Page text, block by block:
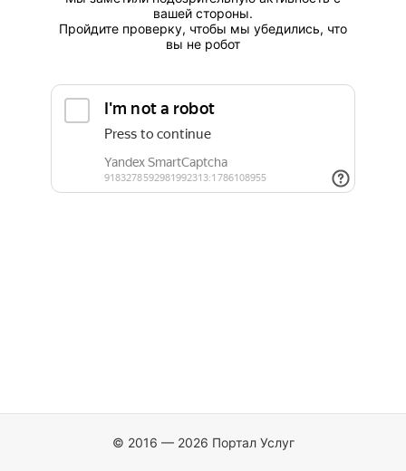
вашей стороны.
Пройдите проверку, чтобы мы убедились, что
вы не робот
© 2016 — 2026 Портал Услуг